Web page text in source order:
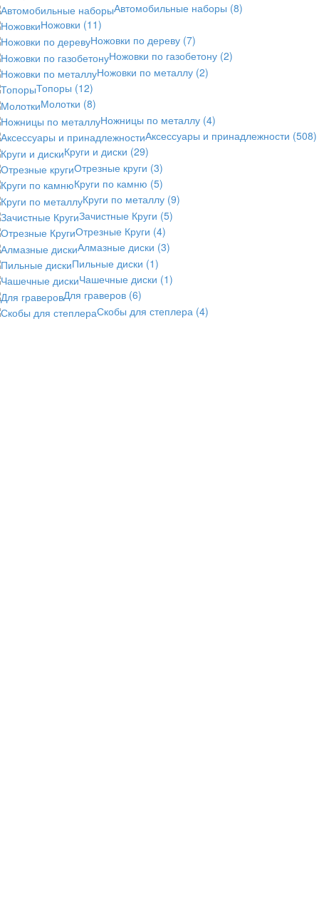
Автомобильные наборы (8)
Ножовки (11)
Ножовки по дереву (7)
Ножовки по газобетону (2)
Ножовки по металлу (2)
Топоры (12)
Молотки (8)
Ножницы по металлу (4)
Аксессуары и принадлежности (508)
Круги и диски (29)
Отрезные круги (3)
Круги по камню (5)
Круги по металлу (9)
Зачистные Круги (5)
Отрезные Круги (4)
Алмазные диски (3)
Пильные диски (1)
Чашечные диски (1)
Для граверов (6)
Скобы для степлера (4)